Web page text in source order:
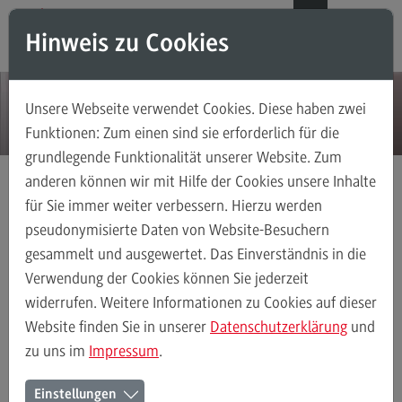
Direkt zum Inhalt
Direkt zum Hauptmenu
Direkt zum Footer
Modul-O-Mat
Masterstudiengänge
Accounting, Controlling, Taxation
Accounting, Controlling, Taxation
Modulangebot
Berufsperspektiven
Kontakt
Advanced Practice in Healthcare
Advanced Practice in Healthcare
Rahmenbedingungen
Aktuelles Detail
Hinweis zu Cookies
Unsere Webseite verwendet Cookies. Diese haben zwei
Funktionen: Zum einen sind sie erforderlich für die
grundlegende Funktionalität unserer Website. Zum
anderen können wir mit Hilfe der Cookies unsere Inhalte
für Sie immer weiter verbessern. Hierzu werden
pseudonymisierte Daten von Website-Besuchern
gesammelt und ausgewertet. Das Einverständnis in die
Verwendung der Cookies können Sie jederzeit
widerrufen. Weitere Informationen zu Cookies auf dieser
Website finden Sie in unserer Datenschutzerklärung und
zu uns im Impressum.
Einstellungen